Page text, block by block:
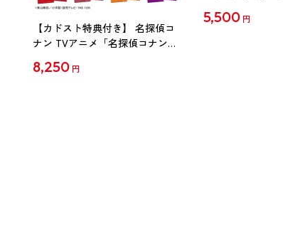
【カドスト特典付き】 名探偵コ
ナン TVアニメ「名探偵コナン」
【1BOX】
8,250 円
5,500 円